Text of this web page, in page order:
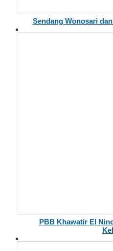
Sendang Wonosari
PBB Khawatir El